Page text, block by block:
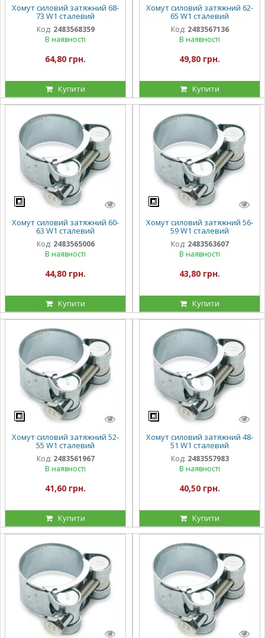
Хомут силовий затяжний 68-
73 W1 сталевий
оцинкований
Код: 2483568359
В наявності
64,80 грн.
Купити
Хомут силовий затяжний 62-
65 W1 сталевий
оцинкований
Код: 2483567136
В наявності
49,80 грн.
Купити
Хомут силовий затяжний 60-
63 W1 сталевий
оцинкований
Код: 2483565006
В наявності
44,80 грн.
Купити
Хомут силовий затяжний 56-
59 W1 сталевий
оцинкований
Код: 2483563607
В наявності
43,80 грн.
Купити
Хомут силовий затяжний 52-
55 W1 сталевий
оцинкований
Код: 2483561967
В наявності
41,60 грн.
Купити
Хомут силовий затяжний 48-
51 W1 сталевий
оцинкований
Код: 2483557983
В наявності
40,50 грн.
Купити